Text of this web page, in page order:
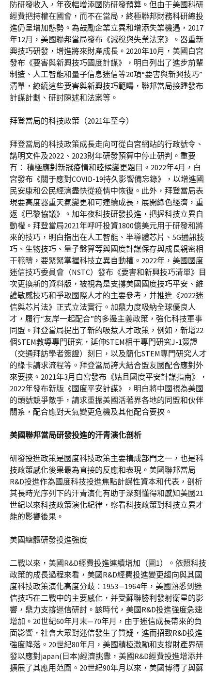
防研發收入，年夜幅增添國防研發預算。但由于美國科研
經費把持權在國會，而不在當局，終極聯邦財務科研總投
進仍呈增加態勢。為鼓勵企業立異和增添失業機遇，2017
年12月，美國聯邦當局發布《減稅與失業法案》。器重新
興技巧研發，增進將來財產成長。2020年10月，美國白宮
發布《要害與新興技巧國度計謀》，明白列出了進步前輩
制造、人工智能和量子信息迷信等20項“要害與新興技巧”
清單，繚繞這些要害與新興技巧範疇，聯邦當局接踵發布
計謀計劃、研討陳述和法案等。
拜登當局的科技政策（2021年至今）
拜登當局的科技政策成長走向可從白宮網站的行政號令、
講明文件及2022、2023財年研發預算中停止研判。重要
有： 積極應對新冠疫情和睦候變更題目。2022年4月，白
宮發布《關于應對COVID-19持久影響備忘錄》，以增進國
民安康和公民經濟盡快從疫情中恢復。此外，拜登當局表
現要高度器重天氣變更和可連續成長，展開綠色經濟，重
返《巴黎協議》。加年夜科技研發投進，把握科技立異自
動權。拜登當局2021年呼吁投資1800億美元用于研發和將
來的技巧，明白指出在人工智能、半導體芯片、5G通訊技
巧、生物技巧、量子盤算等與國度計謀保存與成長親密相
干範疇，要緊緊掌握科技立異自動權。2022年，美國國度
迷信技巧委員會（NSTC）發布《要害和新興技巧清單》目
次更換新的資料版，被視為是支撐美國國度技巧平安、維
護敏感技巧和爭取國際人才的主要參考，并推進《2022迷
信與芯片法》正式立法實行。加鼎力度吸納全球優良人
才，履行“友岸一起配合”的多邊主義政策，強化科技軍事
同盟。拜登當局提出了新的吸惹人才政策，例如，新增22
個STEM教導專門研究，延伸STEM相干專門研究J-1簽證
（交通拜訪學者簽證）刻日，以及簡化STEM專門研究人才
的綠卡請求流程等。拜登當局誇大結合盟友國配合應對外
來要挾。2021年3月白宮發布《姑且國度平安計謀指南》，
2022年發布新版《國度平安計謀》，明白將中國視為美國
的頭號競爭敵手，請求重振美國活著界各地的同盟和伙伴
關系，配合應對天氣變更危機及其他配合要挾。
美國聯邦當局研發投進的汗青演化剖析
研發投進政策是國度科技政策主要構成部門之一，也是科
技政策感化後果最為直接的反應和表現。美國聯邦當局
R&D投進作為國度科技投進焦點計謀性資本和代表，剖析
其長時光序列下的汗青演化有助于深刻懂得和感知美國21
世紀以來科技政策演化紀律，察看科技政策對科技立異才
能的影響後果。
美國總體研發投進強度
二戰以來，美國R&D經費投進連續增加（圖1）。依照科技
政策的成長過程來看，美國R&D經費投進變更趨向與其國
度科技政策演化高度分歧：1953—1964年，美國熟悉到迷
信技巧在二戰中的主要感化，并受蘇聯勝利發射衛星的影
響，鼎力支撐迷信研討。該時代，美國R&D投進強度急速
增加。20世紀60年月末—70年月，由于迷信成長帶來的負
面影響，社會大眾對迷信發生了質疑，進而招致R&D投進
強度降落。20世紀80年月，美國積極激勵和支撐財產界研
發以應對japan(日本)經濟挑釁，美國R&D經費投進增添并
擴展了其應用范圍。20世紀90年月以來，美國博得了與蘇